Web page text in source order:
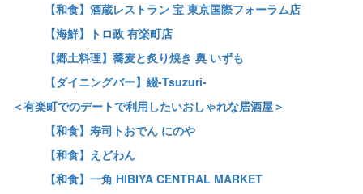
【和食】酒蔵レストラン 宝 東京国際フォーラム店
【海鮮】トロ政 有楽町店
【郷土料理】蕎麦と炙り焼き 奥 いずも
【ダイニングバー】綴-Tsuzuri-
＜有楽町でのデートで利用したいおしゃれな居酒屋＞
【和食】寿司トおでん にのや
【和食】えどわん
【和食】一角 HIBIYA CENTRAL MARKET